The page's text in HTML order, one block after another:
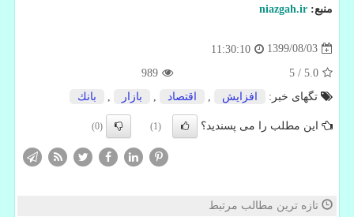
منبع: niazgah.ir
1399/08/03
11:30:10
5.0
/
5
989
تگهای خبر:
افزایش اقتصاد بازار بانك
این مطلب را می پسندید؟ (1)
(0)
تازه ترین مطالب مرتبط